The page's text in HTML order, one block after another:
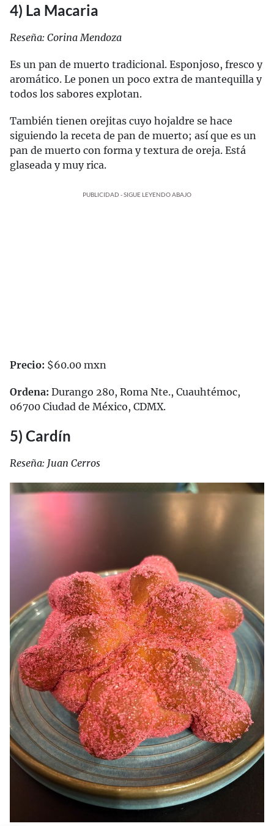
4) La Macaria
Reseña: Corina Mendoza
Es un pan de muerto tradicional. Esponjoso, fresco y
aromático. Le ponen un poco extra de mantequilla y
todos los sabores explotan.
También tienen orejitas cuyo hojaldre se hace
siguiendo la receta de pan de muerto; así que es un
pan de muerto con forma y textura de oreja. Está
glaseada y muy rica.
PUBLICIDAD - SIGUE LEYENDO ABAJO
Precio: $60.00 mxn
Ordena: Durango 280, Roma Nte., Cuauhtémoc,
06700 Ciudad de México, CDMX.
5) Cardín
Reseña: Juan Cerros